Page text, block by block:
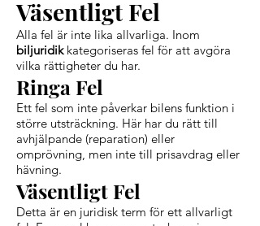
Väsentligt Fel
Alla fel är inte lika allvarliga. Inom
biljuridikkategoriseras fel för att avgöra
vilka rättigheter du har.
Ringa Fel
Ett fel som inte påverkar bilens funktion i
större utsträckning. Här har du rätt till
avhjälpande (reparation) eller
omprövning, men inte till prisavdrag eller
hävning.
Väsentligt Fel
Detta är en juridisk term för ett allvarligt